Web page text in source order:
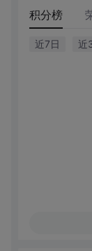
积分榜
近7日 近